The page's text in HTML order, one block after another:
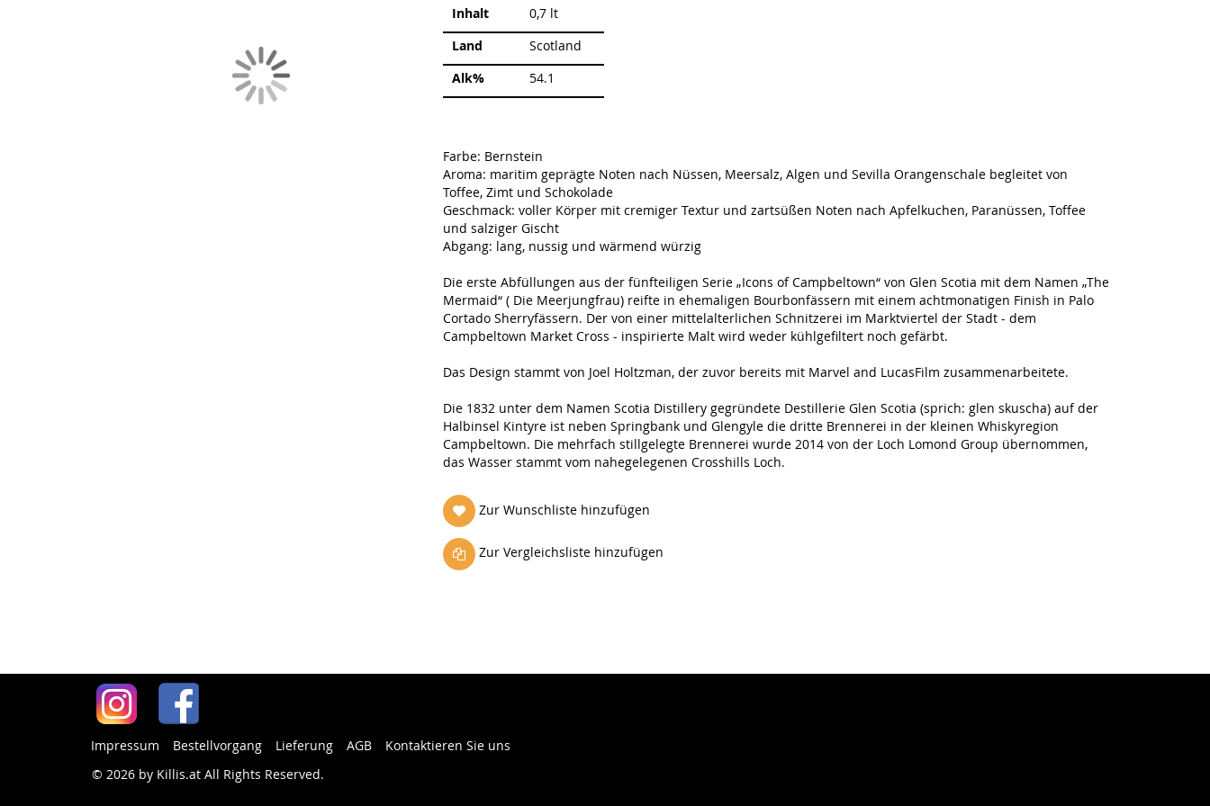
Weitere
Inhalt
0,7 lt
Land
Scotland
Alk%
54.1
Farbe: Bernstein
Aroma: maritim geprägte Noten nach Nüssen, Meersalz, Algen und Sevilla Orangenschale begleitet von
Toffee, Zimt und Schokolade
Geschmack: voller Körper mit cremiger Textur und zartsüßen Noten nach Apfelkuchen, Paranüssen, Toffee
und salziger Gischt
Abgang: lang, nussig und wärmend würzig
Die erste Abfüllungen aus der fünfteiligen Serie „Icons of Campbeltown“ von Glen Scotia mit dem Namen „The
Mermaid“ ( Die Meerjungfrau) reifte in ehemaligen Bourbonfässern mit einem achtmonatigen Finish in Palo
Cortado Sherryfässern. Der von einer mittelalterlichen Schnitzerei im Marktviertel der Stadt - dem
Campbeltown Market Cross - inspirierte Malt wird weder kühlgefiltert noch gefärbt.
Das Design stammt von Joel Holtzman, der zuvor bereits mit Marvel and LucasFilm zusammenarbeitete.
Die 1832 unter dem Namen Scotia Distillery gegründete Destillerie Glen Scotia (sprich: glen skuscha) auf der
Halbinsel Kintyre ist neben Springbank und Glengyle die dritte Brennerei in der kleinen Whiskyregion
Campbeltown. Die mehrfach stillgelegte Brennerei wurde 2014 von der Loch Lomond Group übernommen,
das Wasser stammt vom nahegelegenen Crosshills Loch.
Zur Wunschliste hinzufügen
Zur Vergleichsliste hinzufügen
Impressum Bestellvorgang Lieferung AGB
Kontaktieren Sie uns
© 2026 by Killis.at All Rights Reserved.